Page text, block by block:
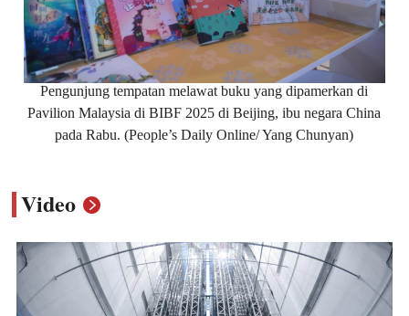
Pengunjung tempatan melawat buku yang dipamerkan di
Pavilion Malaysia di BIBF 2025 di Beijing, ibu negara China
pada Rabu. (People’s Daily Online/ Yang Chunyan)
Video